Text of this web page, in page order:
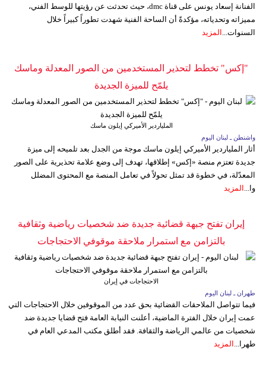
الفنانة إسعاد يونس على قناة dmc، حيث تحدثت عن رؤيتها للوسط الفني،
مميزاته وتحدياته، مؤكدةً أن الساحة الفنية شهدت تطوراً كبيراً خلال
السنوات... المزيد
"إكس" تخطط لتحذير المستخدمين من الصور المعدلة وماسك
يلمّح للميزة الجديدة
الملياردير الأميركي إيلون ماسك
واشنطن ـ لبنان اليوم
أثار الملياردير الأميركي إيلون ماسك موجة من الجدل بعد تلميحه إلى ميزة
جديدة تعتزم منصة «إكس» إطلاقها، تهدف إلى وضع علامة تحذيرية على الصور
المعدّلة، في خطوة قد تمثل تحولاً في تعامل المنصة مع المحتوى المضلل
وا... المزيد
إيران تفتح جبهة قضائية جديدة ضد شخصيات رياضية وثقافية
بالتزامن مع استمرار ملاحقة موقوفي الاحتجاجات
الاحتجاجات في إيران
طهران ـ لبنان اليوم
فيما تتواصل الملاحقات القضائية بحق عدد من الموقوفين خلال الاحتجاجات التي
عمت إيران خلال الفترة الماضية، أعلنت النيابة العامة فتح قضايا جديدة ضد
شخصيات من عالمي الرياضة والثقافة. فقد أطلق مكتب المدعي العام في
طهرا... المزيد